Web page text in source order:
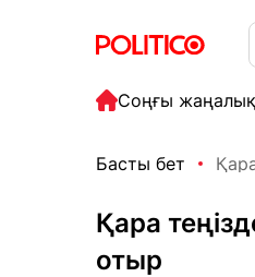
Соңғы
Басты бет
Қара
отыр